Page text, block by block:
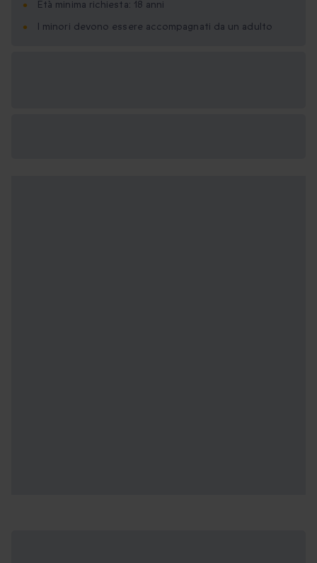
Età minima richiesta: 18 anni
I minori devono essere accompagnati da un adulto